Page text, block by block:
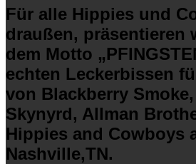
Für alle Hippies und
draußen, präsentieren
dem Motto
echten Leckerbissen
von Blackberry
Skynyrd, Allman
Hippies and Cowboys
Nashville,TN.